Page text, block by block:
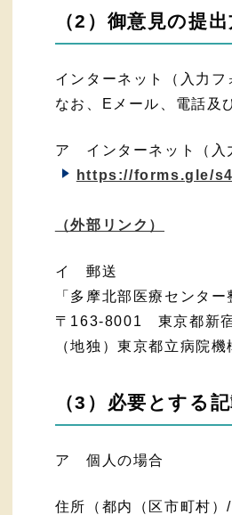
（2）御意見の提
インターネット（入力フ
なお、Eメール、電話及
ア インターネット（入
https://forms.gle/
（外部リンク）
イ 郵送
「多摩北部医療センタ
〒163-8001 東京都新
（地独）東京都立病院
（3）必要とする
ア 個人の場合
住所（都内（区市町村